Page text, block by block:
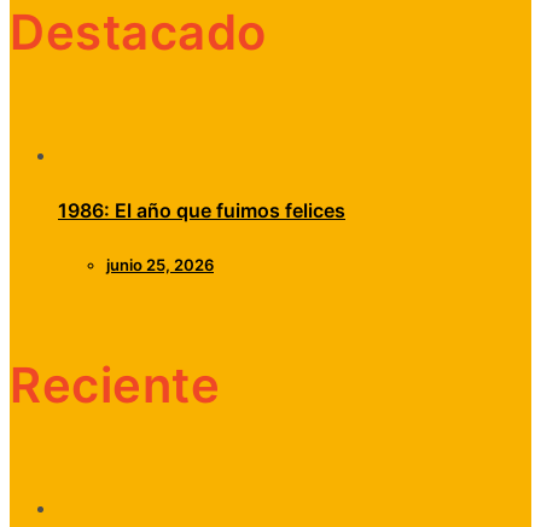
Destacado
1986: El año que fuimos felices
junio 25, 2026
Reciente